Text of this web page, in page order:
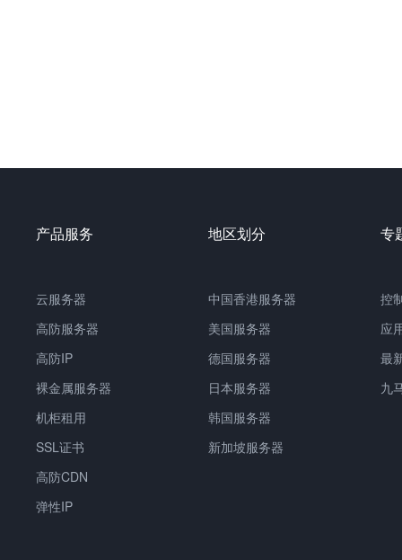
产品服务
云服务器
高防服务器
高防IP
裸金属服务器
机柜租用
SSL证书
高防CDN
弹性IP
地区划分
中国香港服务器
美国服务器
德国服务器
日本服务器
韩国服务器
新加坡服务器
专
控
应
最
九